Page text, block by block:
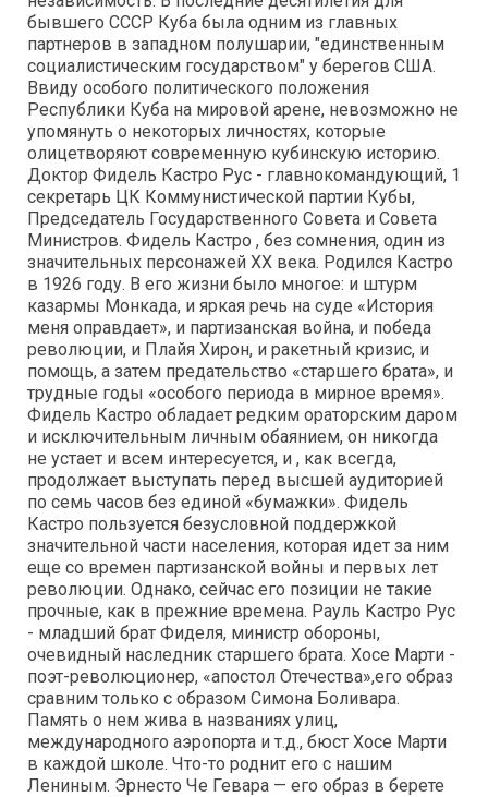
бывшего СССР Куба была одним из главных
партнеров в западном полушарии, "единственным
социалистическим государством" у берегов США.
Ввиду особого политического положения
Республики Куба на мировой арене, невозможно не
упомянуть о некоторых личностях, которые
олицетворяют современную кубинскую историю.
Доктор Фидель Кастро Рус - главнокомандующий, 1
секретарь ЦК Коммунистической партии Кубы,
Председатель Государственного Совета и Совета
Министров. Фидель Кастро , без сомнения, один из
значительных персонажей XX века. Родился Кастро
в 1926 году. В его жизни было многое: и штурм
казармы Монкада, и яркая речь на суде «История
меня оправдает», и партизанская война, и победа
революции, и Плайя Хирон, и ракетный кризис, и
помощь, а затем предательство «старшего брата», и
трудные годы «особого периода в мирное время».
Фидель Кастро обладает редким ораторским даром
и исключительным личным обаянием, он никогда
не устает и всем интересуется, и , как всегда,
продолжает выступать перед высшей аудиторией
по семь часов без единой «бумажки». Фидель
Кастро пользуется безусловной поддержкой
значительной части населения, которая идет за ним
еще со времен партизанской войны и первых лет
революции. Однако, сейчас его позиции не такие
прочные, как в прежние времена. Рауль Кастро Рус
- младший брат Фиделя, министр обороны,
очевидный наследник старшего брата. Хосе Марти -
поэт-революционер, «апостол Отечества»,его образ
сравним только с образом Симона Боливара.
Память о нем жива в названиях улиц,
международного аэропорта и т.д., бюст Хосе Марти
в каждой школе. Что-то роднит его с нашим
Лениным. Эрнесто Че Гевара — его образ в берете